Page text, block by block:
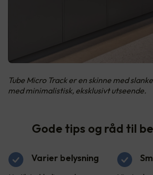
Tube Micro Track er en skinne med
med minimalistisk, eksklusivt utseende.
Gode tips og råd til
Varier belysning